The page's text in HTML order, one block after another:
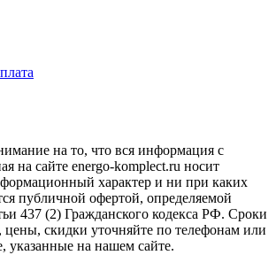
на то, что вся информация с
на сайте energo-komplect.ru носит
характер и ни при каких
публичной офертой, определяемой
437 (2) Гражданского кодекса РФ. Сроки
цены, скидки уточняйте по телефонам или
указанные на нашем сайте.